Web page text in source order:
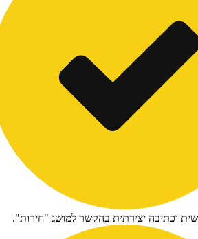
בהקשר למושג "חירות".